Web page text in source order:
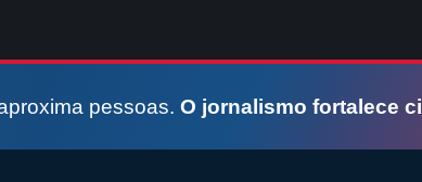
pessoas. O jornalismo fortalece